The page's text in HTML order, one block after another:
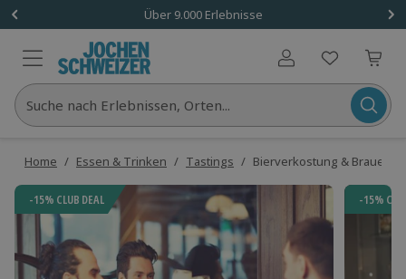
Über 9.000 Erlebnisse
Benutzerkonto
Suche nach Erlebnissen, Orten...
Home / Essen & Trinken / Tastings / Bierverkostung &
-15% CLUB DEAL -15%